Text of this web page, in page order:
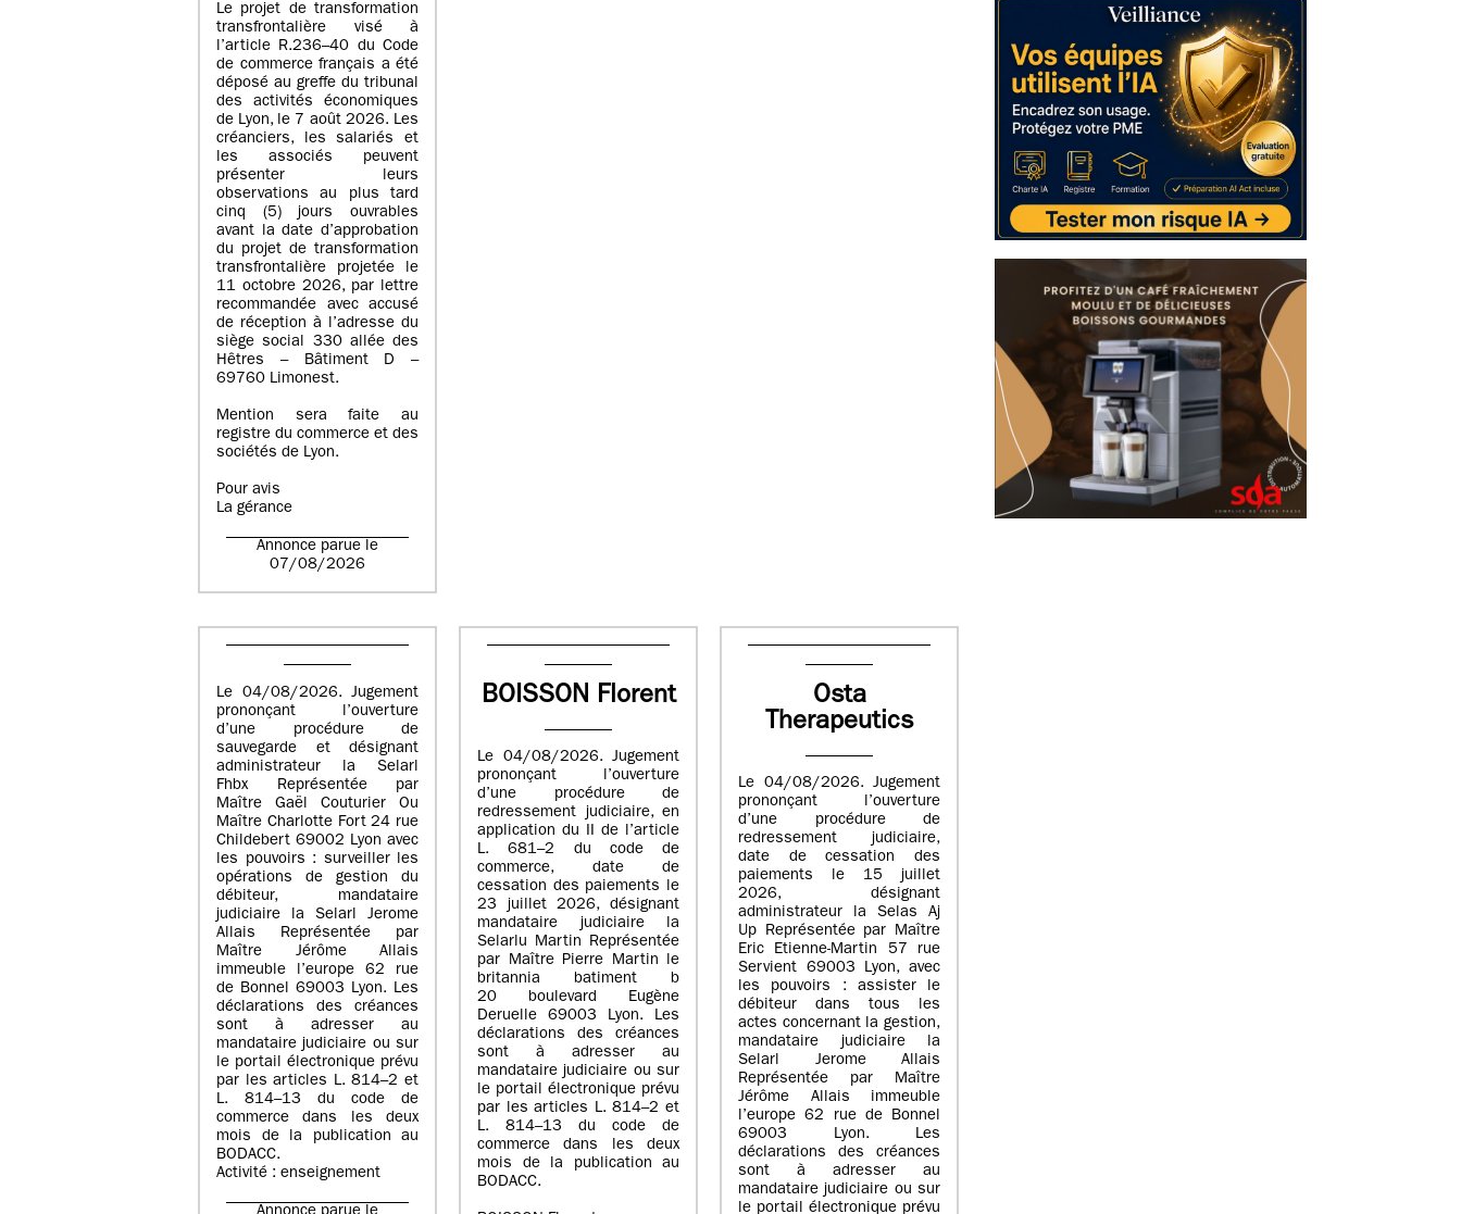
Le projet de transformation
transfrontalière visé à
l’article R.236–40 du Code
de commerce français a été
déposé au greffe du tribunal
des activités économiques
de Lyon, le 7 août 2026. Les
créanciers, les salariés et
les associés peuvent
présenter leurs
observations au plus tard
cinq (5) jours ouvrables
avant la date d’approbation
du projet de transformation
transfrontalière projetée le
11 octobre 2026, par lettre
recommandée avec accusé
de réception à l’adresse du
siège social 330 allée des
Hêtres – Bâtiment D –
69760 Limonest.
Mention sera faite au
registre du commerce et des
sociétés de Lyon.
Pour avis
La gérance
Annonce parue le
07/08/2026
Le 04/08/2026. Jugement
prononçant l’ouverture
d’une procédure de
sauvegarde et désignant
administrateur la Selarl
Fhbx Représentée par
Maître Gaël Couturier Ou
Maître Charlotte Fort 24 rue
Childebert 69002 Lyon avec
les pouvoirs : surveiller les
opérations de gestion du
débiteur, mandataire
judiciaire la Selarl Jerome
Allais Représentée par
Maître Jérôme Allais
immeuble l’europe 62 rue
de Bonnel 69003 Lyon. Les
déclarations des créances
sont à adresser au
mandataire judiciaire ou sur
le portail électronique prévu
par les articles L. 814–2 et
L. 814–13 du code de
commerce dans les deux
mois de la publication au
BODACC.
Activité : enseignement
BOISSON Florent
Le 04/08/2026. Jugement
prononçant l’ouverture
d’une procédure de
redressement judiciaire, en
application du II de l’article
L. 681–2 du code de
commerce, date de
cessation des paiements le
23 juillet 2026, désignant
mandataire judiciaire la
Selarlu Martin Représentée
par Maître Pierre Martin le
britannia batiment b
20 boulevard Eugène
Deruelle 69003 Lyon. Les
déclarations des créances
sont à adresser au
mandataire judiciaire ou sur
le portail électronique prévu
par les articles L. 814–2 et
L. 814–13 du code de
commerce dans les deux
mois de la publication au
BODACC.
Osta
Therapeutics
Le 04/08/2026. Jugement
prononçant l’ouverture
d’une procédure de
redressement judiciaire,
date de cessation des
paiements le 15 juillet
2026, désignant
administrateur la Selas Aj
Up Représentée par Maître
Eric Etienne-Martin 57 rue
Servient 69003 Lyon, avec
les pouvoirs : assister le
débiteur dans tous les
actes concernant la gestion,
mandataire judiciaire la
Selarl Jerome Allais
Représentée par Maître
Jérôme Allais immeuble
l’europe 62 rue de Bonnel
69003 Lyon. Les
déclarations des créances
sont à adresser au
mandataire judiciaire ou sur
le portail électronique prévu